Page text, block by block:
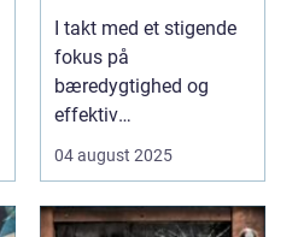
og
ressourcegenanve
ndelse
I takt med et stigende
fokus på
bæredygtighed og
effektiv
bliver spe...
04 august 2025